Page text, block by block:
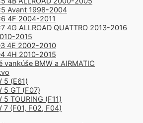
Avant 1998-2004
4F 2004-2011
4G ALLROAD QUATTRO 2013-2016
2015
4E 2002-2010
4H 2010-2015
vankúše BMW a AIRMATIC
5 (E61)
5 GT (F07)
5 TOURING (F11)
7 (F01, F02, F04)